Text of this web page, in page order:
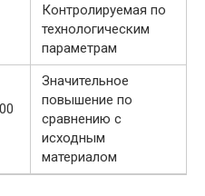
Контролируемая по
технологическим
параметрам
Значительное
повышение по
сравнению с
исходным
материалом